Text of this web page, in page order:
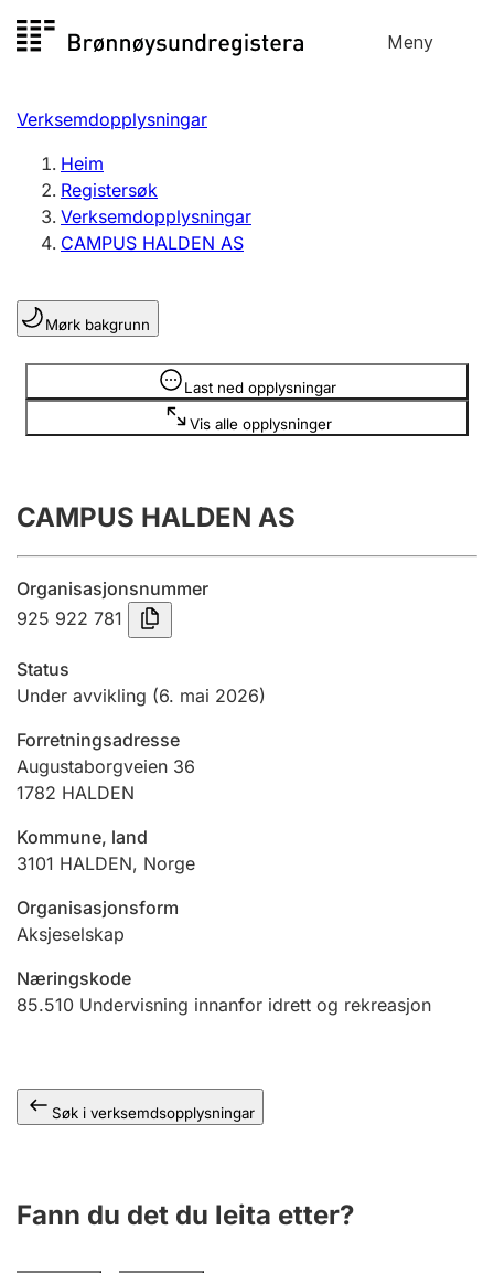
til
Meny
Registersøk
Aksjeselskap
Enkeltpersonføretak
Registrere, endre, slette
Lag og foreining
Registrere, endre, slette
Årsrekneskap
Innsending og forseinkingsgebyr
Tinglysing
Betaling og jegeravgiftskort
Ektepaktrettleiaren
Andre tema
Verksemdopplysningar
Heim
Registersøk
Verksemdopplysningar
CAMPUS HALDEN AS
Mørk bakgrunn
Last ned opplysningar
Vis alle opplysninger
Opplysninger er skjult
CAMPUS HALDEN AS
Organisasjonsnummer
925 922 781
Status
Under avvikling (6. mai 2026)
Forretningsadresse
Augustaborgveien 36
1782 HALDEN
Kommune, land
3101 HALDEN, Norge
Organisasjonsform
Aksjeselskap
Næringskode
85.510 Undervisning innanfor idrett og rekreasjon
Søk i verksemdsopplysningar
Fann du det du leita etter?